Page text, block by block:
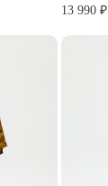
13 990 ₽